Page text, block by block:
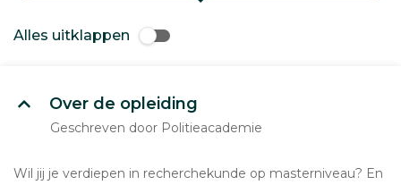
Alles uitklappen
Over de opleiding
Geschreven door Politieacademie
Wil jij je verdiepen in recherchekunde op masterniveau? En